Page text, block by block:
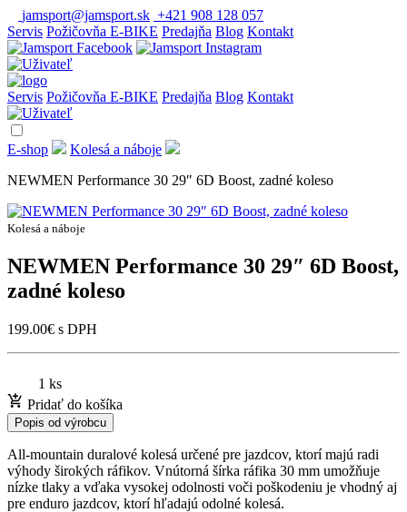
jamsport@jamsport.sk +421 908 128 057
Servis Požičovňa E-BIKE Predajňa Blog Kontakt
Servis Požičovňa E-BIKE Predajňa Blog Kontakt
E-shop
Kolesá a náboje
NEWMEN Performance 30 29″ 6D Boost, zadné koleso
Kolesá a náboje
NEWMEN Performance 30 29″ 6D Boost,
zadné koleso
199.00€ s DPH
1 ks
Pridať do košíka
Popis od výrobcu
All-mountain duralové kolesá určené pre jazdcov, ktorí majú radi
výhody širokých ráfikov. Vnútorná šírka ráfika 30 mm umožňuje
nízke tlaky a vďaka vysokej odolnosti voči poškodeniu je vhodný aj
pre enduro jazdcov, ktorí hľadajú odolné kolesá.